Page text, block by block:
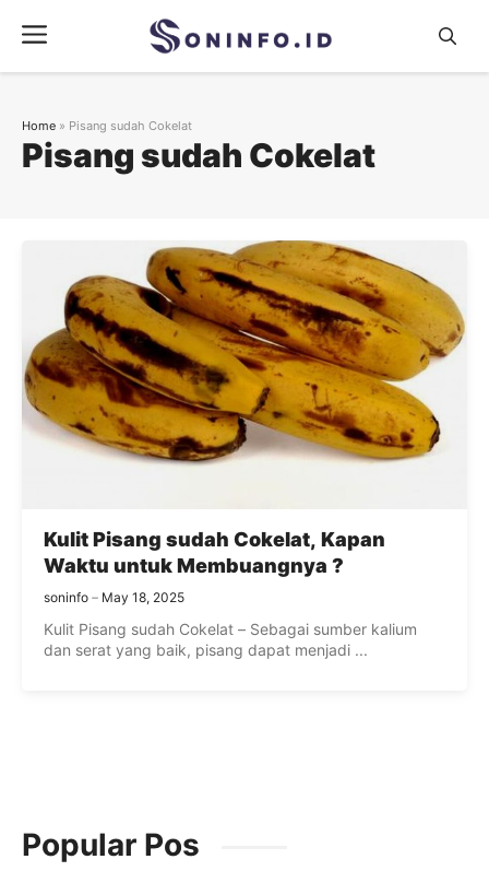
content
Menu
Pisang sudah Cokelat
Home » Pisang sudah Cokelat
Kulit Pisang sudah Cokelat, Kapan
Waktu untuk Membuangnya ?
soninfo May 18, 2025
Kulit Pisang sudah Cokelat – Sebagai sumber kalium
dan serat yang baik, pisang dapat menjadi ...
Popular Pos